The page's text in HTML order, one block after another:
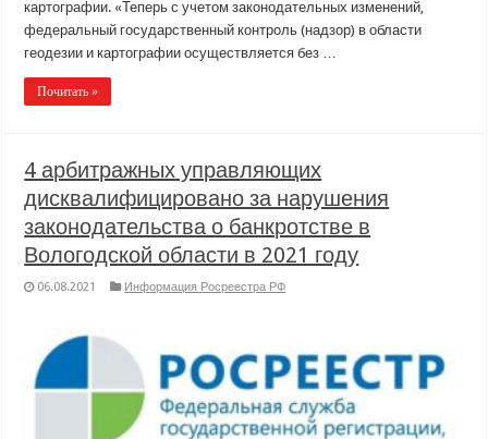
картографии. «Теперь с учетом законодательных изменений,
федеральный государственный контроль (надзор) в области
геодезии и картографии осуществляется без …
Почитать »
4 арбитражных управляющих
дисквалифицировано за нарушения
законодательства о банкротстве в
Вологодской области в 2021 году
06.08.2021 Информация Росреестра РФ